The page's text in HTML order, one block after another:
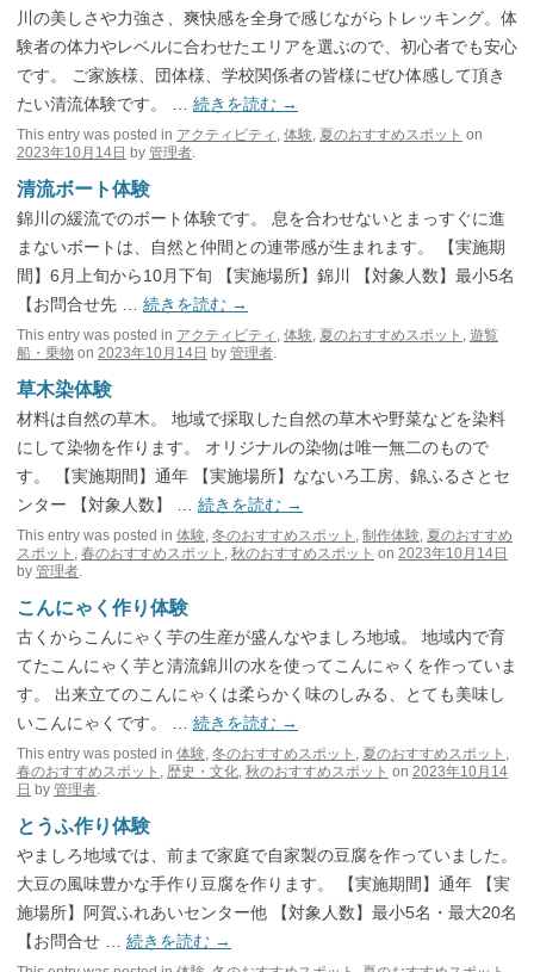
川の美しさや力強さ、爽快感を全身で感じながらトレッキング。体
験者の体力やレベルに合わせたエリアを選ぶので、初心者でも安心
です。 ご家族様、団体様、学校関係者の皆様にぜひ体感して頂き
たい清流体験です。 … 続きを読む →
This entry was posted in アクティビティ , 体験, 夏のおすすめスポット on
2023年10月14日 by 管理者.
清流ボート体験
錦川の緩流でのボート体験です。 息を合わせないとまっすぐに進
まないボートは、自然と仲間との連帯感が生まれます。 【実施期
間】6月上旬から10月下旬 【実施場所】錦川 【対象人数】最小5名
【お問合せ先 … 続きを読む →
This entry was posted in アクティビティ , 体験, 夏のおすすめスポット , 遊覧
船・乗物 on 2023年10月14日 by 管理者.
草木染体験
材料は自然の草木。 地域で採取した自然の草木や野菜などを染料
にして染物を作ります。 オリジナルの染物は唯一無二のもので
す。 【実施期間】通年 【実施場所】なないろ工房、錦ふるさとセ
ンター 【対象人数】 … 続きを読む →
This entry was posted in 体験, 冬のおすすめスポット , 制作体験, 夏のおすすめ
スポット , 春のおすすめスポット , 秋のおすすめスポット on 2023年10月14日
by 管理者.
こんにゃく作り体験
古くからこんにゃく芋の生産が盛んなやましろ地域。 地域内で育
てたこんにゃく芋と清流錦川の水を使ってこんにゃくを作っていま
す。 出来立てのこんにゃくは柔らかく味のしみる、とても美味し
いこんにゃくです。 … 続きを読む →
This entry was posted in 体験, 冬のおすすめスポット , 夏のおすすめスポット ,
春のおすすめスポット , 歴史・文化, 秋のおすすめスポット on 2023年10月14
日 by 管理者.
とうふ作り体験
やましろ地域では、前まで家庭で自家製の豆腐を作っていました。
大豆の風味豊かな手作り豆腐を作ります。 【実施期間】通年 【実
施場所】阿賀ふれあいセンター他 【対象人数】最小5名・最大20名
【お問合せ … 続きを読む →